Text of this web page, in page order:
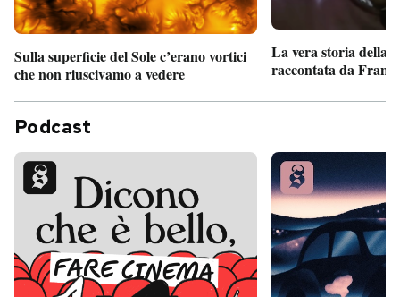
Sulla superficie del Sole c’erano vortici
che non riuscivamo a vedere
La vera storia della
raccontata da
Podcast